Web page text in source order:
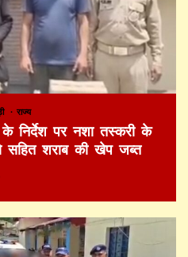
राज्य
के निर्देश पर नशा तस्करी के
सहित शराब की खेप जब्त